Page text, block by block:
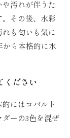
汚れが伴うた
その後、水彩
も匂いも気に
から本格的に水
ください
にはコバルト
ーの3色を混ぜ